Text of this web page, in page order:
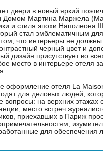
двери в новый яркий
Домом Мартина Маржела
и стиля эпохи Наполеона
стал эмблематичным
что интерьеры не
черный цвет и
присутствует во
место в интерьере отеля
оформление отеля La
для деловых людей,
на верхних этажах
место встреч
приехавших в Париж
для обеспечения